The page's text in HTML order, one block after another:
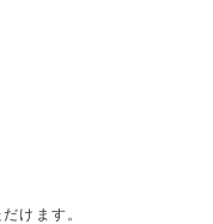
けます。